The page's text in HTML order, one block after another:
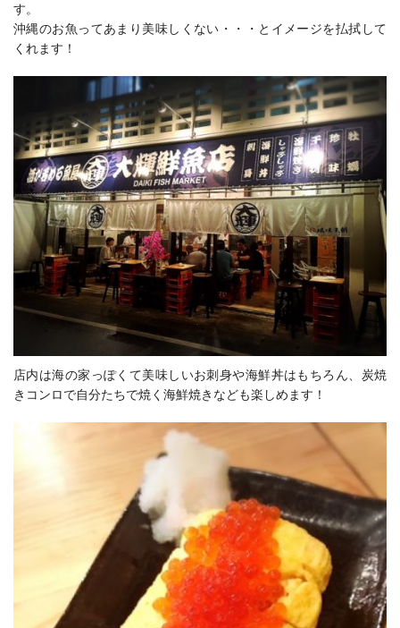
す。
沖縄のお魚ってあまり美味しくない・・・とイメージを払拭して
くれます！
店内は海の家っぽくて美味しいお刺身や海鮮丼はもちろん、炭焼
きコンロで自分たちで焼く海鮮焼きなども楽しめます！